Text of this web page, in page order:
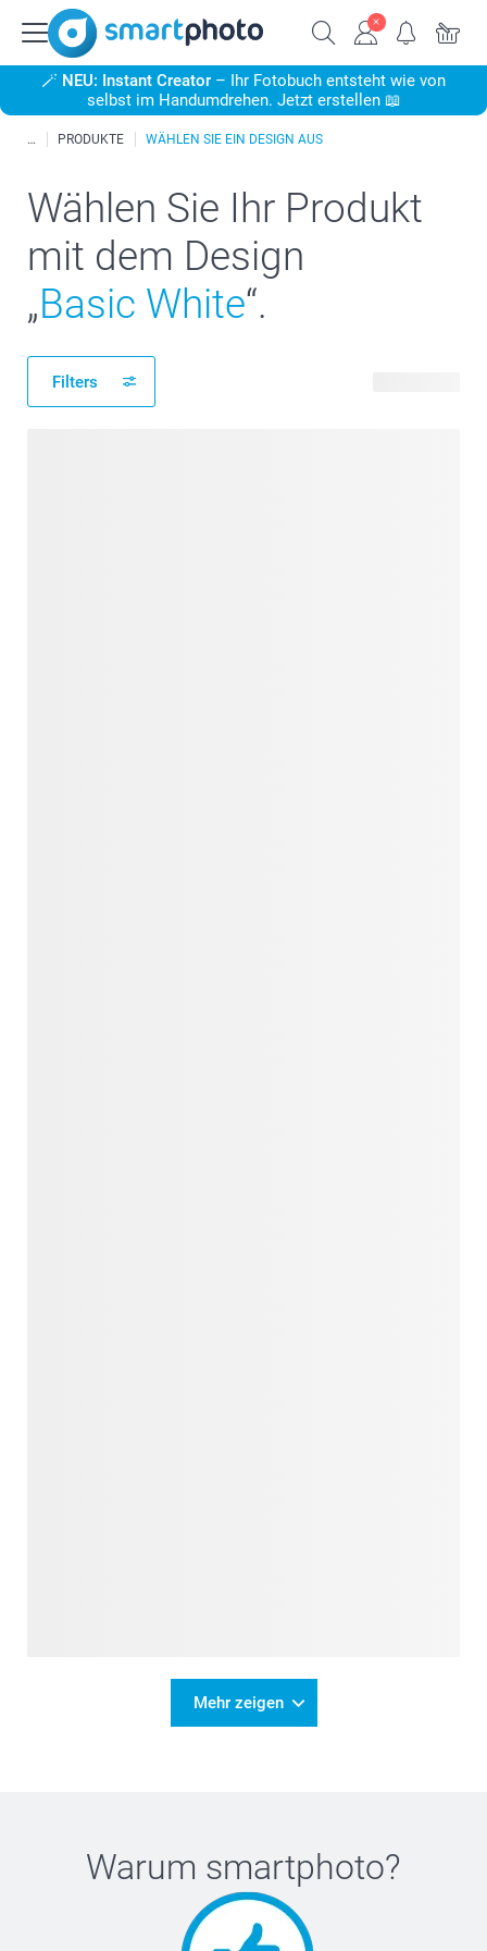
🪄 NEU: Instant Creator – Ihr Fotobuch entsteht wie von
selbst im Handumdrehen. Jetzt erstellen 📖
PRODUKTE WÄHLEN SIE EIN DESIGN AUS
Wählen Sie Ihr Produkt
mit dem Design
„Basic White“.
Filters
Mehr zeigen
Warum smartphoto?